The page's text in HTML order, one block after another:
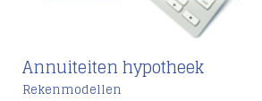
Annuiteiten hypotheek
Rekenmodellen